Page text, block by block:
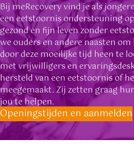
Bij meRecovery vind je als
een eetstoornis ondersteuning
gezond en fijn leven zonder
we ouders en andere naasten
door deze moeilijke tijd heen te
met vrijwilligers en
hersteld van een eetstoornis of
meegemaakt. Zij zetten graag
jou te helpen.
Openingstijden en aanmelden